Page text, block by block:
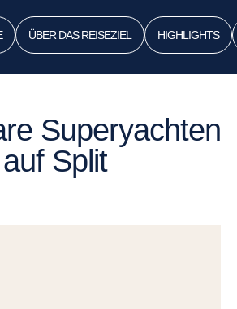
ÜBER DAS REISEZIEL HIGHLIGHTS
Superyachten
auf Split